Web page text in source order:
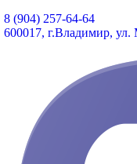
8 (904) 257-64-64
600017, г.Владимир,